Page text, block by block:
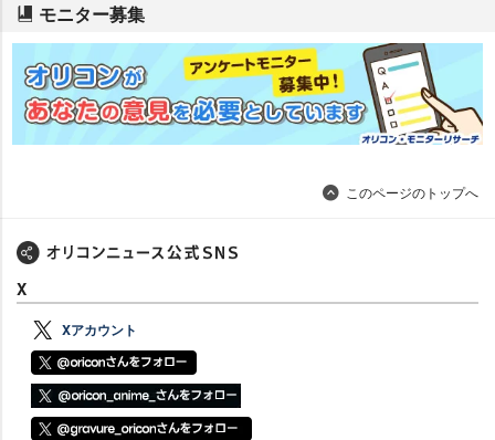
モニター募集
このページのトップへ
X
Xアカウント